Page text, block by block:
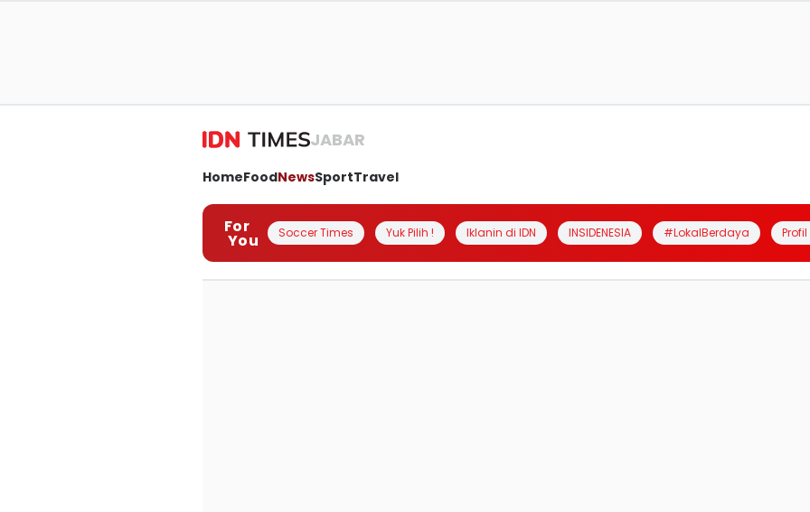
JABAR
HomeFoodNewsSportTravel
For
You Soccer Times Yuk Pilih ! Iklanin di IDN INSIDENESIA #LokalBerdaya